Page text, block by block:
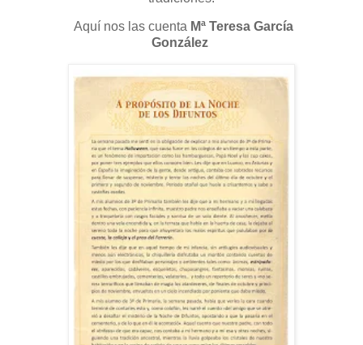
Aquí nos las cuenta Mª Teresa García
González